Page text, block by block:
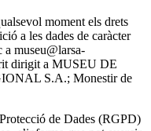
moment els drets
a les dades de caràcter
museu@larsa-
dirigit a MUSEU DE
S.A.; Monestir de
de Dades (RGPD)